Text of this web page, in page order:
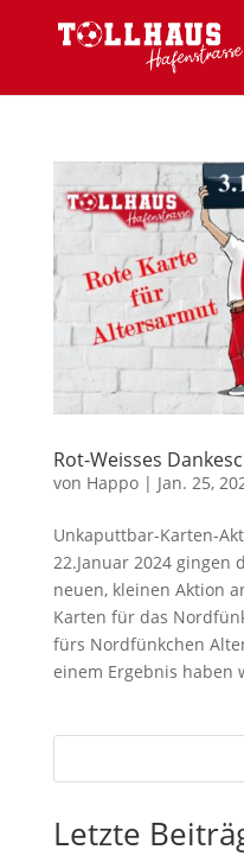
Rot-Weisses
von Happo| Jan. 25,
Unkaputtbar-Karten-
22.Januar 2024
neuen, kleinen Aktion
Karten für das
fürs Nordfünkchen
einem Ergebnis haben
Letzte